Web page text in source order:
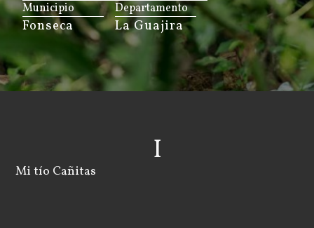
Municipio
Fonseca
Departamento
La Guajira
I
Mi tío Cañitas